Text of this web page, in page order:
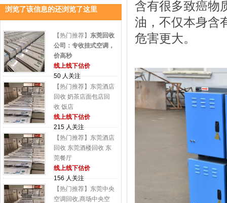
浏览了该信息的还浏览了这里
【热门推荐】 东莞回收
公司：专收挂式空调，
价高秒
线上线下估价
50 人关注
【热门推荐】东莞酒店
回收 奶茶店面包店回
收 饭店
线上线下估价
215 人关注
【热门推荐】东莞酒店
回收 东莞酒楼回收 东
莞餐厅
线上线下估价
156 人关注
【热门推荐】东莞中央
空调回收,商场中央空
含有很多致癌物
油，不仅本身含
危害更大。